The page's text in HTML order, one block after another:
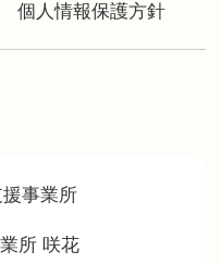
個人情報保護方針
事業所
所 咲花